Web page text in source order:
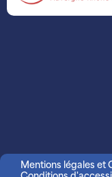
Mentions légales et